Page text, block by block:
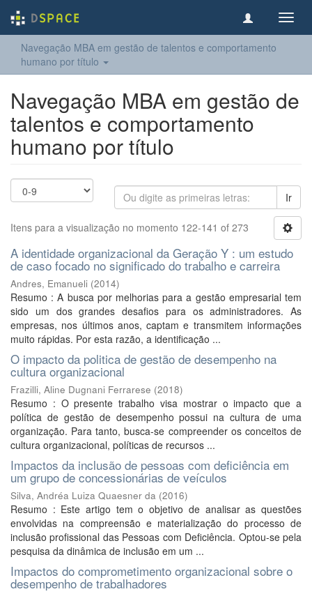
Navegação MBA em gestão de talentos e comportamento
humano por título
Navegação MBA em gestão de
talentos e comportamento
humano por título
Ir
Itens para a visualização no momento 122-141 of 273
A identidade organizacional da Geração Y : um estudo
de caso focado no significado do trabalho e carreira
Andres, Emanueli (2014)
Resumo : A busca por melhorias para a gestão empresarial tem
sido um dos grandes desafios para os administradores. As
empresas, nos últimos anos, captam e transmitem informações
muito rápidas. Por esta razão, a identificação ...
O impacto da politica de gestão de desempenho na
cultura organizacional
Frazilli, Aline Dugnani Ferrarese (2018)
Resumo : O presente trabalho visa mostrar o impacto que a
política de gestão de desempenho possui na cultura de uma
organização. Para tanto, busca-se compreender os conceitos de
cultura organizacional, políticas de recursos ...
Impactos da inclusão de pessoas com deficiência em
um grupo de concessionárias de veículos
Silva, Andréa Luiza Quaesner da (2016)
Resumo : Este artigo tem o objetivo de analisar as questões
envolvidas na compreensão e materialização do processo de
inclusão profissional das Pessoas com Deficiência. Optou-se pela
pesquisa da dinâmica de inclusão em um ...
Impactos do comprometimento organizacional sobre o
desempenho de trabalhadores